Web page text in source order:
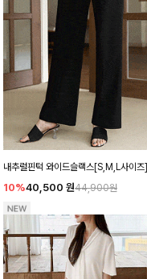
내추럴핀턱 와이드슬랙스[S,M,L사이즈]
10%40,500 원44,900원